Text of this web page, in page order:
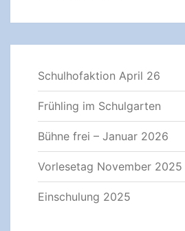
Schulhofaktion April 26
Frühling im Schulgarten
Bühne frei – Januar 2026
Vorlesetag November 2025
Einschulung 2025